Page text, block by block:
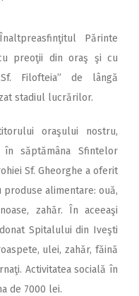
Părinte
preoţii din oraş şi cu
Filofteia” de lângă
stadiul lucrărilor.
oraşului nostru,
săptămâna Sfintelor
Sf. Gheorghe a oferit
alimentare: ouă,
zahăr. În aceeaşi
Spitalului din Iveşti
ulei, zahăr, făină
Activitatea socială în
de 7000 lei.